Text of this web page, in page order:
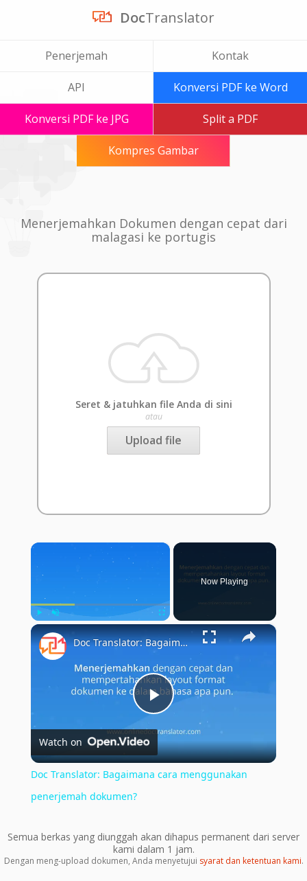
DocTranslator
Penerjemah Kontak
API Konversi PDF ke Word
Konversi PDF ke JPG Split a PDF
Kompres Gambar
Menerjemahkan Dokumen dengan cepat dari
malagasi ke portugis
Seret & jatuhkan file Anda di sini
atau
Upload file
×
Play Unmute Fullscreen
Now Playing
×
Play
Video
Doc Translator: Bagaimana cara menggunakan penerjemah dokumen?
Watch on
Doc Translator: Bagaimana cara menggunakan
penerjemah dokumen?
Semua berkas yang diunggah akan dihapus permanent dari server
kami dalam 1 jam.
Dengan meng-upload dokumen, Anda menyetujui syarat dan ketentuan kami.